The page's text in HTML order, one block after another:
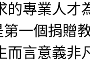
的專業人才
一個捐贈
而言意義非